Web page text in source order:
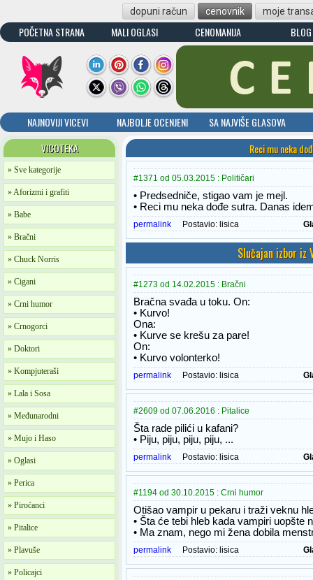
dopuni račun cenovnik moje
POČETNA STRANA MALI OGLASI CENOMANIJA BLOG
NAJNOVIJI VICEVI NAJBOLJE OCENJENI
SA NAJVIŠE GLASOVA
VICOTEKA
» Sve kategorije
» Aforizmi i grafiti
» Babe
» Bračni
» Chuck Norris
» Cigani
» Crni humor
» Crnogorci
» Doktori
» Kompjuteraši
» Lala i Sosa
» Međunarodni
» Mujo i Haso
» Oglasi
» Perica
» Piroćanci
» Pitalice
» Plavuše
» Policajci
Reci mu neka
#1371 od 05.03.2015 : Političari
• Predsedniče, stigao vam je mejl.
• Reci mu neka dođe sutra. Danas
permalink Postavio: lisica
Slučajan izbor iz
#1273 od 14.02.2015 : Bračni
Bračna svađa u toku. On:
• Kurvo!
Ona:
• Kurve se krešu za pare!
On:
• Kurvo volonterko!
permalink Postavio: lisica
#2609 od 07.06.2016 : Pitalice
Šta rade pilići u kafani?
• Piju, piju, piju, piju, ...
permalink Postavio: lisica
#1194 od 30.10.2015 : Crni humor
Otišao vampir u pekaru i traži veknu
• Šta će tebi hleb kada vampiri uopšte
• Ma znam, nego mi žena dobila
permalink Postavio: lisica